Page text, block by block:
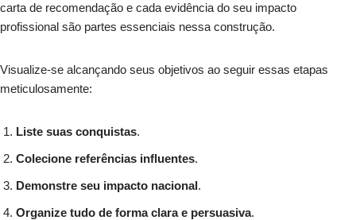
carta de recomendação e cada evidência do seu impacto
profissional são partes essenciais nessa construção.
Visualize-se alcançando seus objetivos ao seguir essas etapas
meticulosamente:
Liste suas conquistas.
Colecione referências influentes.
Demonstre seu impacto nacional.
Organize tudo de forma clara e persuasiva.